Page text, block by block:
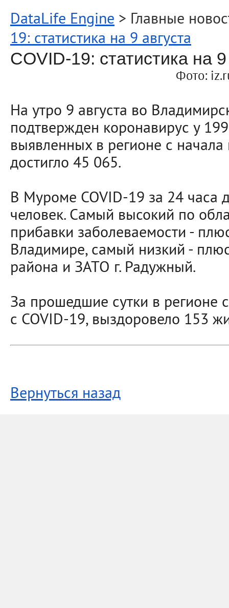
DataLife Engine > Главные
19: статистика на 9 августа
COVID-19: статистика на 9
Фото:
На утро 9 августа во
подтвержден коронавирус у
выявленных в регионе с
достигло 45 065.
В Муроме COVID-19 за 24 часа
человек. Самый высокий по
прибавки заболеваемости -
Владимире, самый низкий -
района и ЗАТО г. Радужный.
За прошедшие сутки в регионе
с COVID-19, выздоровело 153
Вернуться назад